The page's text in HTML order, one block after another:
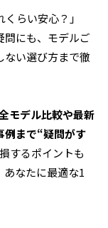
らい安心？」
問にも、モデルご
ない選び方まで徹
モデル比較や最新
例まで“疑問がす
するポイントも
なたに最適な1